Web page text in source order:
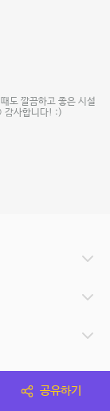
도 깔끔하고 좋은 시설
감사합니다! :)
공유하기